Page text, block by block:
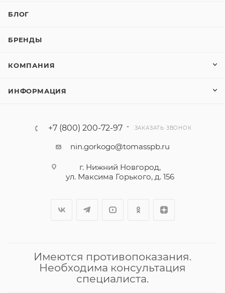
БЛОГ
БРЕНДЫ
КОМПАНИЯ
ИНФОРМАЦИЯ
+7 (800) 200-72-97 ЗАКАЗАТЬ ЗВОНОК
nin.gorkogo@tomasspb.ru
г. Нижний Новгород,
ул. Максима Горького, д. 156
Имеются противопоказания.
Необходима консультация
специалиста.